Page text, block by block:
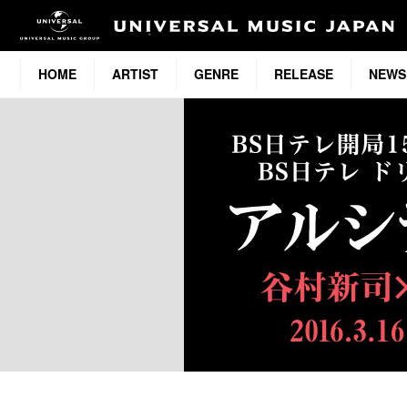
HOME ARTIST GENRE RELEASE NEWS